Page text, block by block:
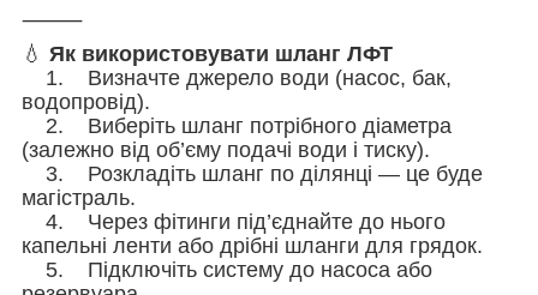
⸻
💧 Як використовувати шланг ЛФТ
1. Визначте джерело води (насос, бак,
водопровід).
2. Виберіть шланг потрібного діаметра
(залежно від об’єму подачі води і тиску).
3. Розкладіть шланг по ділянці — це буде
магістраль.
4. Через фітинги під’єднайте до нього
капельні ленти або дрібні шланги для грядок.
5. Підключіть систему до насоса або